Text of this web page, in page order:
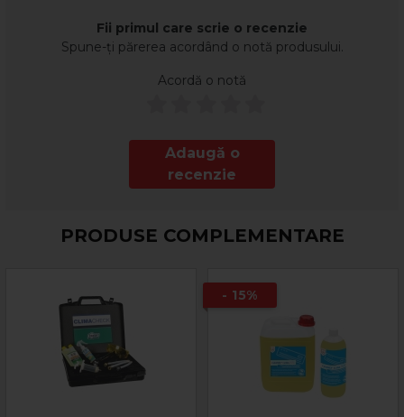
Fii primul care scrie o recenzie
Spune-ți părerea acordând o notă produsului.
Acordă o notă
Adaugă o
recenzie
PRODUSE COMPLEMENTARE
- 15%